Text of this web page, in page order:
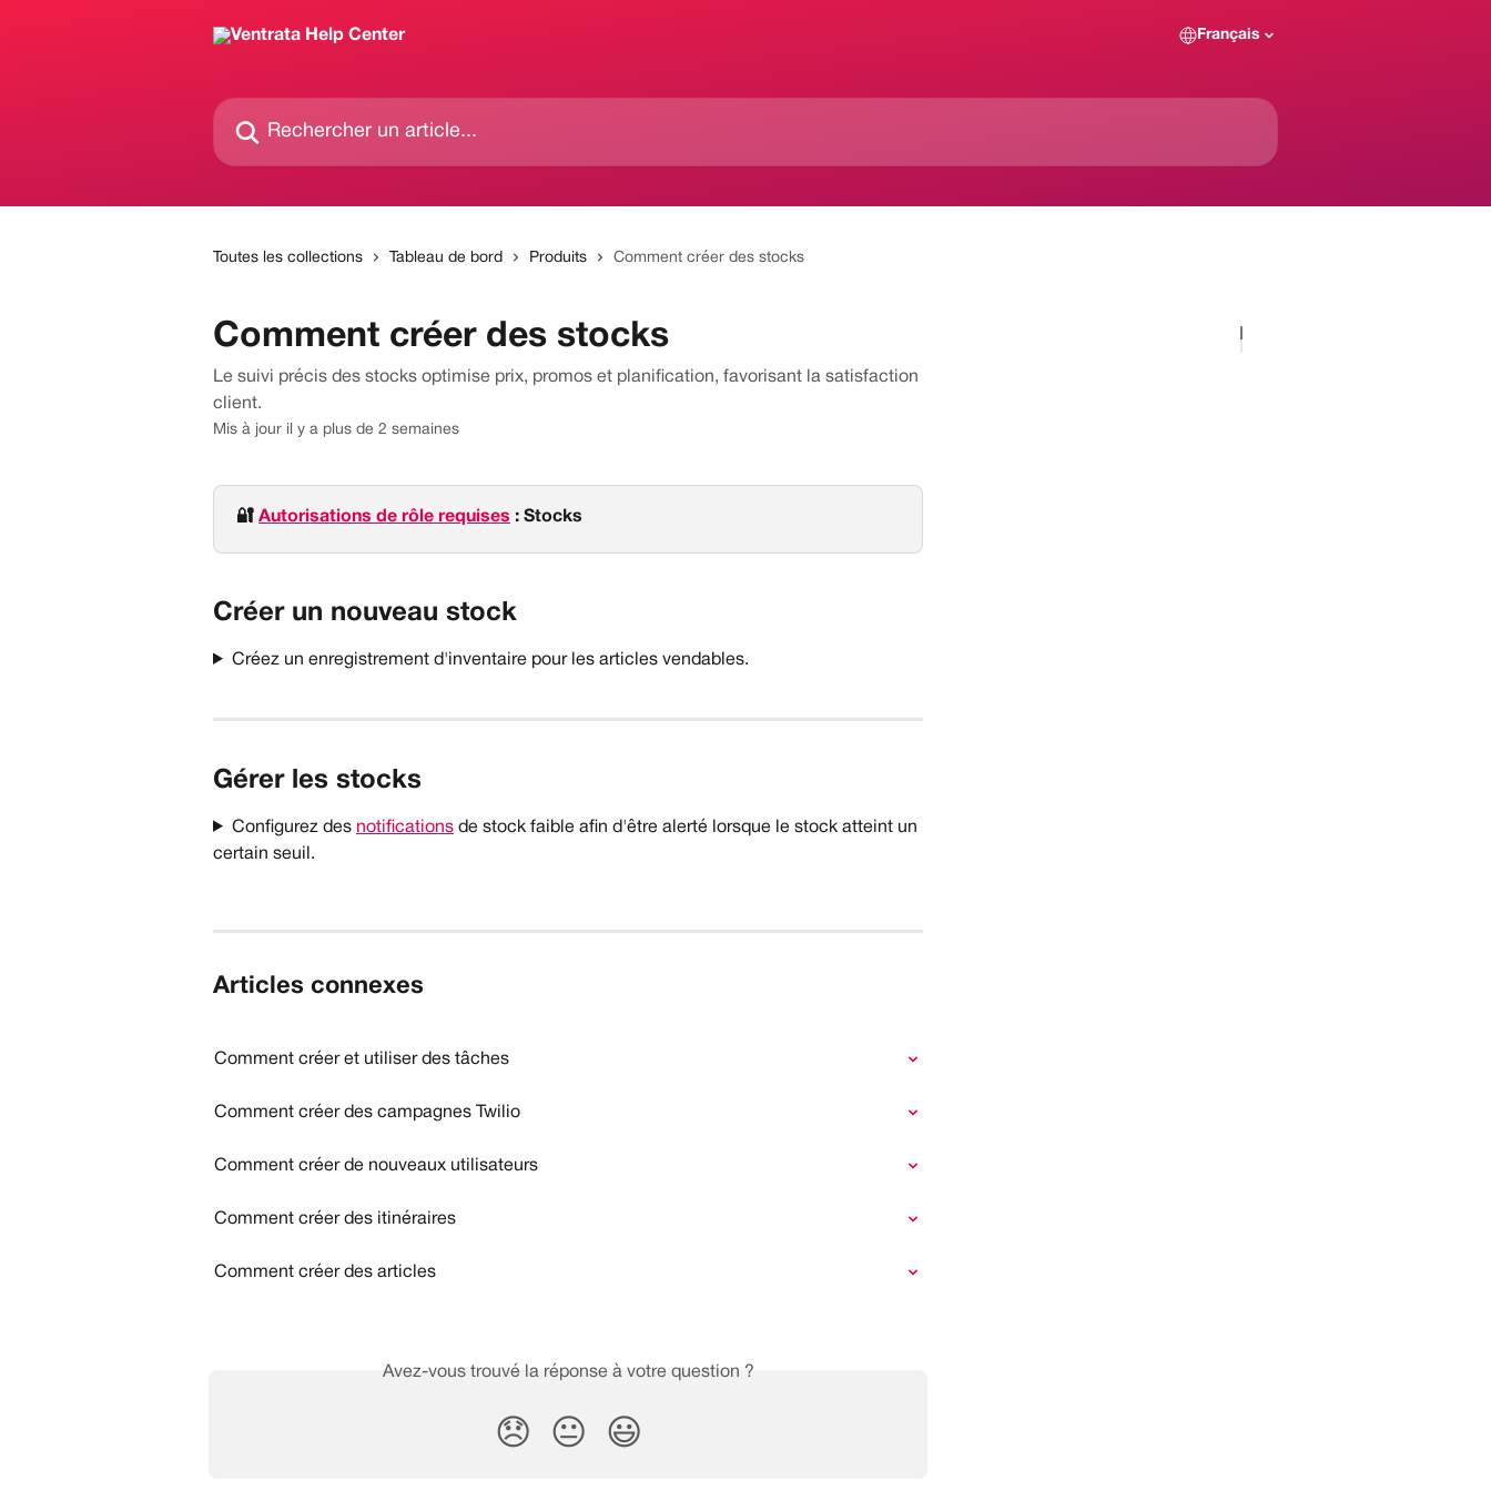
Français
Rechercher un article...
Toutes les collections Tableau de bord Produits Comment créer des stocks
Comment créer des stocks
Le suivi précis des stocks optimise prix, promos et planification, favorisant la satisfaction
client.
Mis à jour il y a plus de 2 semaines
🔐 Autorisations de rôle requises : Stocks
Créer un nouveau stock
Créez un enregistrement d'inventaire pour les articles vendables.
Gérer les stocks
Configurez des notifications de stock faible afin d'être alerté lorsque le stock atteint un
certain seuil.
Articles connexes
Comment créer et utiliser des tâches
Comment créer des campagnes Twilio
Comment créer de nouveaux utilisateurs
Comment créer des itinéraires
Comment créer des articles
Avez-vous trouvé la réponse à votre question ?
😞 😐 😃